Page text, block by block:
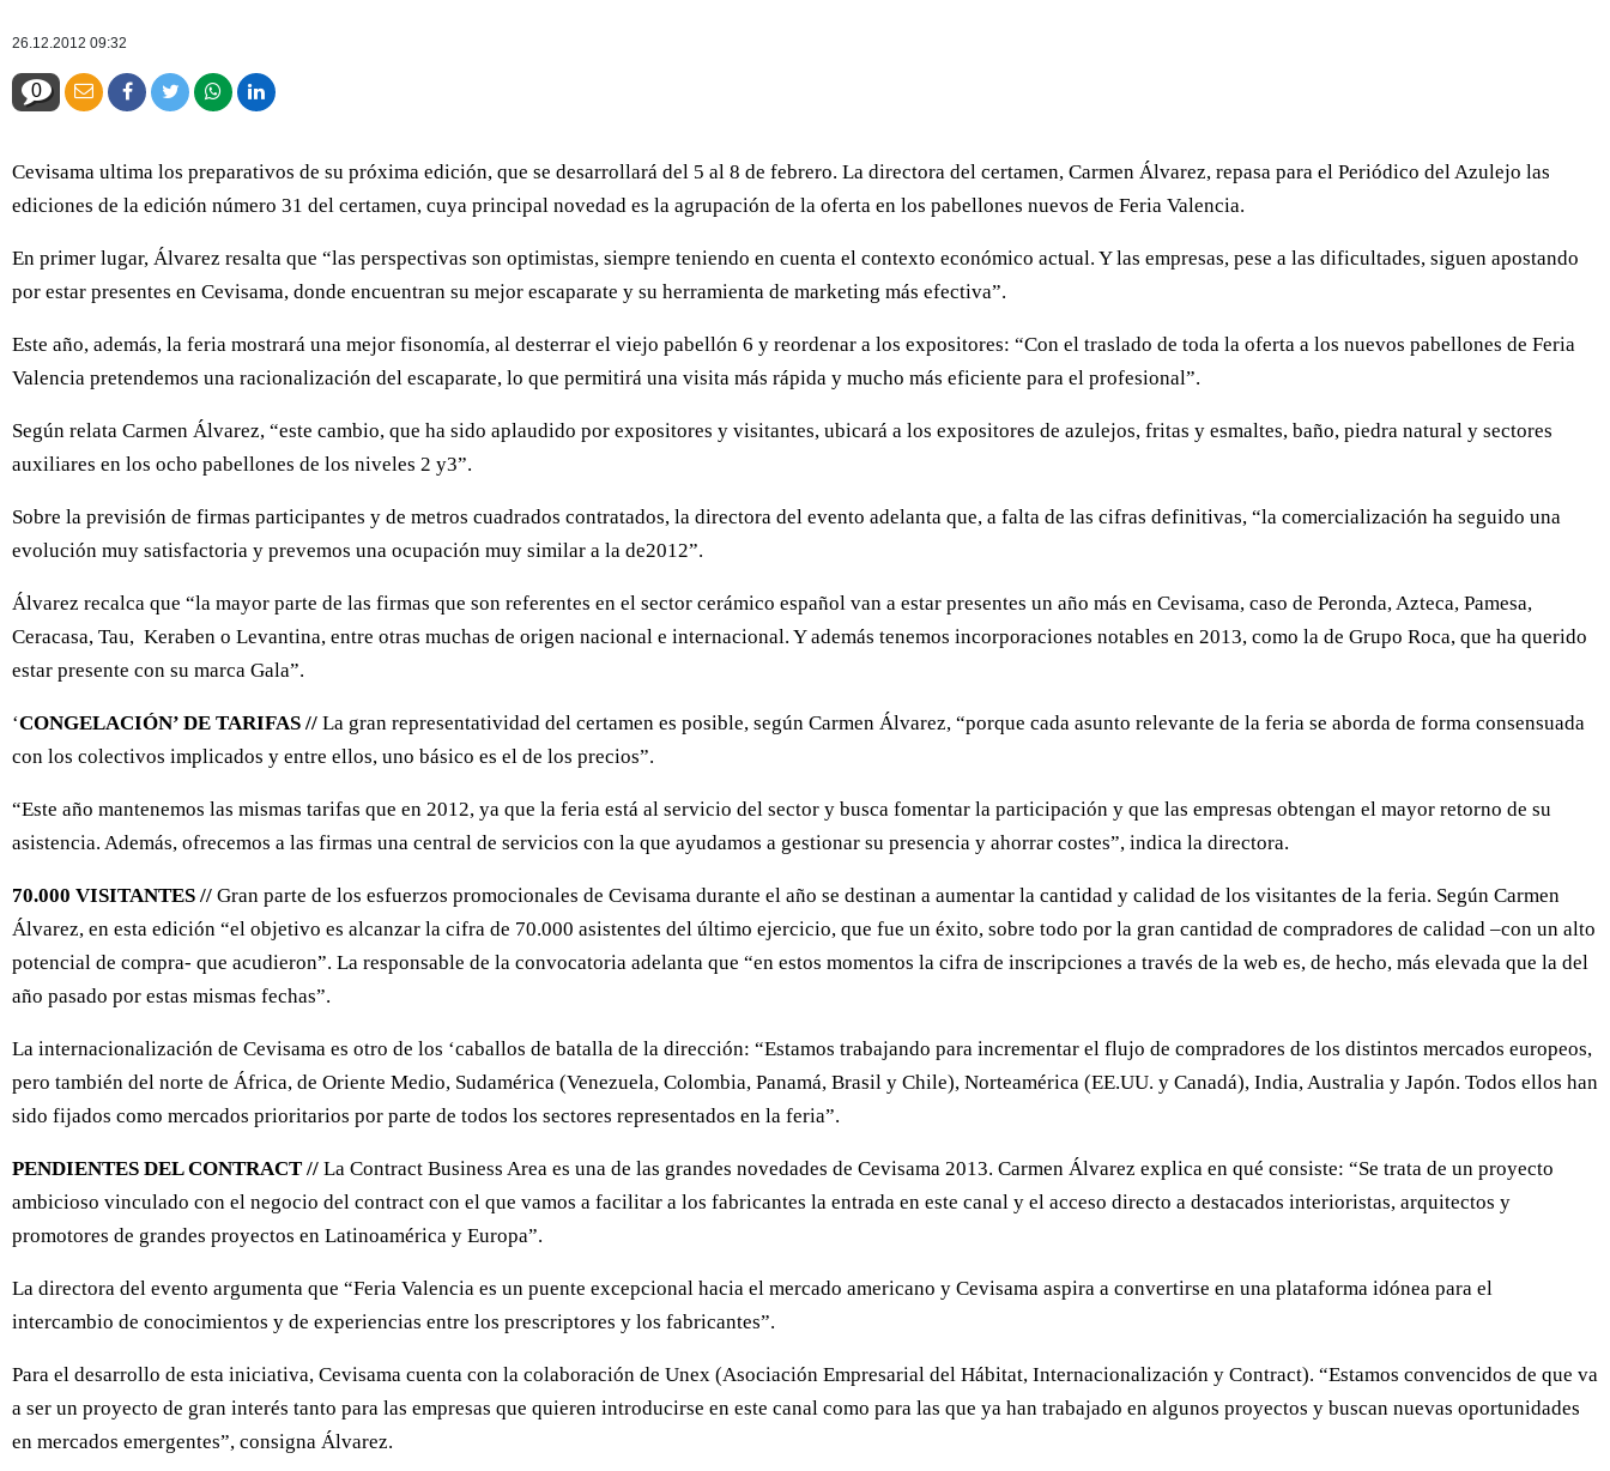
26.12.2012 09:32
0
Cevisama ultima los preparativos de su próxima edición, que se desarrollará del 5 al 8 de febrero. La directora del certamen, Carmen Álvarez, repasa para el Periódico del Azulejo las
ediciones de la edición número 31 del certamen, cuya principal novedad es la agrupación de la oferta en los pabellones nuevos de Feria Valencia.
En primer lugar, Álvarez resalta que “las perspectivas son optimistas, siempre teniendo en cuenta el contexto económico actual. Y las empresas, pese a las dificultades, siguen apostando
por estar presentes en Cevisama, donde encuentran su mejor escaparate y su herramienta de marketing más efectiva”.
Este año, además, la feria mostrará una mejor fisonomía, al desterrar el viejo pabellón 6 y reordenar a los expositores: “Con el traslado de toda la oferta a los nuevos pabellones de Feria
Valencia pretendemos una racionalización del escaparate, lo que permitirá una visita más rápida y mucho más eficiente para el profesional”.
Según relata Carmen Álvarez, “este cambio, que ha sido aplaudido por expositores y visitantes, ubicará a los expositores de azulejos, fritas y esmaltes, baño, piedra natural y sectores
auxiliares en los ocho pabellones de los niveles 2 y3”.
Sobre la previsión de firmas participantes y de metros cuadrados contratados, la directora del evento adelanta que, a falta de las cifras definitivas, “la comercialización ha seguido una
evolución muy satisfactoria y prevemos una ocupación muy similar a la de2012”.
Álvarez recalca que “la mayor parte de las firmas que son referentes en el sector cerámico español van a estar presentes un año más en Cevisama, caso de Peronda, Azteca, Pamesa,
Ceracasa, Tau, Keraben o Levantina, entre otras muchas de origen nacional e internacional. Y además tenemos incorporaciones notables en 2013, como la de Grupo Roca, que ha querido
estar presente con su marca Gala”.
‘CONGELACIÓN’ DE TARIFAS // La gran representatividad del certamen es posible, según Carmen Álvarez, “porque cada asunto relevante de la feria se aborda de forma consensuada
con los colectivos implicados y entre ellos, uno básico es el de los precios”.
“Este año mantenemos las mismas tarifas que en 2012, ya que la feria está al servicio del sector y busca fomentar la participación y que las empresas obtengan el mayor retorno de su
asistencia. Además, ofrecemos a las firmas una central de servicios con la que ayudamos a gestionar su presencia y ahorrar costes”, indica la directora.
70.000 VISITANTES // Gran parte de los esfuerzos promocionales de Cevisama durante el año se destinan a aumentar la cantidad y calidad de los visitantes de la feria. Según Carmen
Álvarez, en esta edición “el objetivo es alcanzar la cifra de 70.000 asistentes del último ejercicio, que fue un éxito, sobre todo por la gran cantidad de compradores de calidad –con un alto
potencial de compra- que acudieron”. La responsable de la convocatoria adelanta que “en estos momentos la cifra de inscripciones a través de la web es, de hecho, más elevada que la del
año pasado por estas mismas fechas”.
La internacionalización de Cevisama es otro de los ‘caballos de batalla de la dirección: “Estamos trabajando para incrementar el flujo de compradores de los distintos mercados europeos,
pero también del norte de África, de Oriente Medio, Sudamérica (Venezuela, Colombia, Panamá, Brasil y Chile), Norteamérica (EE.UU. y Canadá), India, Australia y Japón. Todos ellos han
sido fijados como mercados prioritarios por parte de todos los sectores representados en la feria”.
PENDIENTES DEL CONTRACT // La Contract Business Area es una de las grandes novedades de Cevisama 2013. Carmen Álvarez explica en qué consiste: “Se trata de un proyecto
ambicioso vinculado con el negocio del contract con el que vamos a facilitar a los fabricantes la entrada en este canal y el acceso directo a destacados interioristas, arquitectos y
promotores de grandes proyectos en Latinoamérica y Europa”.
La directora del evento argumenta que “Feria Valencia es un puente excepcional hacia el mercado americano y Cevisama aspira a convertirse en una plataforma idónea para el
intercambio de conocimientos y de experiencias entre los prescriptores y los fabricantes”.
Para el desarrollo de esta iniciativa, Cevisama cuenta con la colaboración de Unex (Asociación Empresarial del Hábitat, Internacionalización y Contract). “Estamos convencidos de que va
a ser un proyecto de gran interés tanto para las empresas que quieren introducirse en este canal como para las que ya han trabajado en algunos proyectos y buscan nuevas oportunidades
en mercados emergentes”, consigna Álvarez.